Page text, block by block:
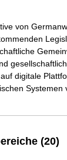
von
digitale
Systemen
(20)